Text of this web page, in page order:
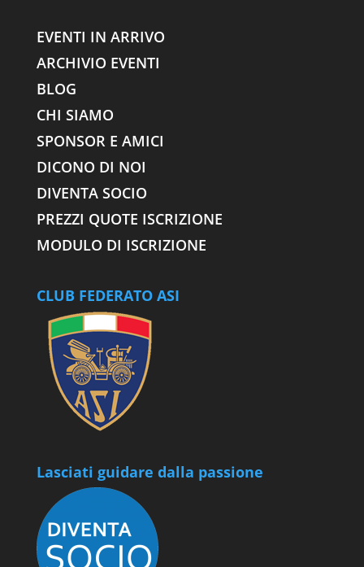
EVENTI IN ARRIVO
ARCHIVIO EVENTI
BLOG
CHI SIAMO
SPONSOR E AMICI
DICONO DI NOI
DIVENTA SOCIO
PREZZI QUOTE ISCRIZIONE
MODULO DI ISCRIZIONE
CLUB FEDERATO ASI
Lasciati guidare dalla passione